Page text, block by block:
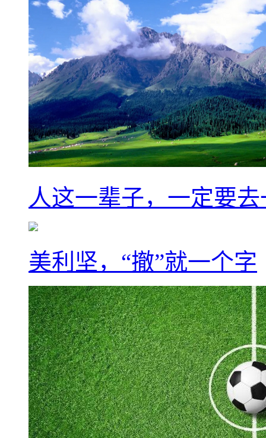
人这一辈子，一定要
美利坚，“撤”就一个字